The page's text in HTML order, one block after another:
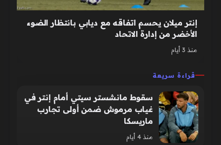
إنتر ميلان يحسم اتفاقه مع ديابي بانتظار الضوء
الأخضر من إدارة الاتحاد
منذ 3 أيام
قراءة سريعة
سقوط مانشستر سيتي أمام إنتر في
غياب مرموش ضمن أولى تجارب
ماريسكا
منذ 4 أيام